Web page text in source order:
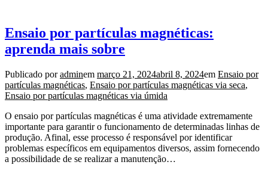
Ensaio por partículas magnéticas:
aprenda mais sobre
Publicado poradminem março 21, 2024abril 8, 2024em Ensaio por
partículas magnéticas, Ensaio por partículas magnéticas via seca,
Ensaio por partículas magnéticas via úmida
O ensaio por partículas magnéticas é uma atividade extremamente
importante para garantir o funcionamento de determinadas linhas de
produção. Afinal, esse processo é responsável por identificar
problemas específicos em equipamentos diversos, assim fornecendo
a possibilidade de se realizar a manutenção…